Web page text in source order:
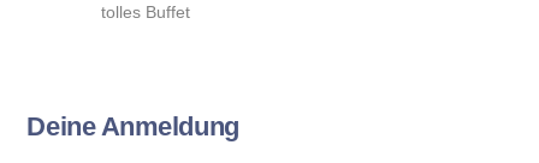
tolles Buffet
Deine Anmeldung